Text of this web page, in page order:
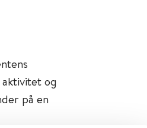
og
på en